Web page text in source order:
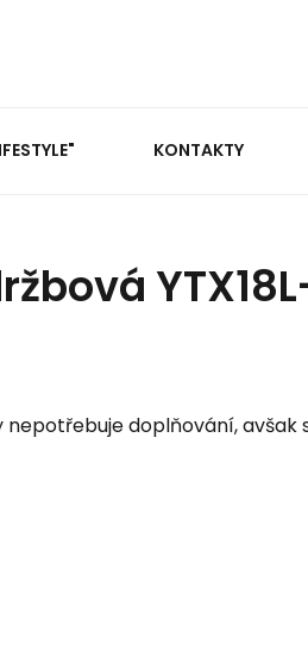
KONTAKTY
doplňování, avšak